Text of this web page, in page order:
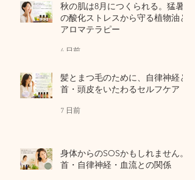
秋の肌は8月につくられる。猛暑
の酸化ストレスから守る植物油と
アロマテラピー
4 日前
髪とまつ毛のために、自律神経と
首・頭皮をいたわるセルフケア
7 日前
身体からのSOSかもしれません。
首・自律神経・血流との関係